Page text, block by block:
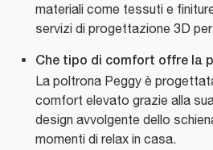
materiali come tessuti e
servizi di progettazione 3D
Che tipo di comfort offre la
La poltrona Peggy è
comfort elevato grazie alla
design avvolgente dello
momenti di relax in casa.